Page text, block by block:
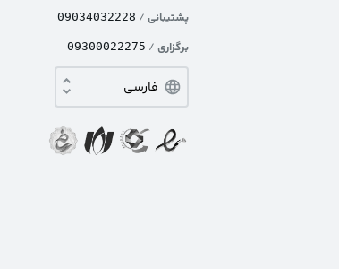
پشتیبانی /
09034032228
برگزاری /
09300022275